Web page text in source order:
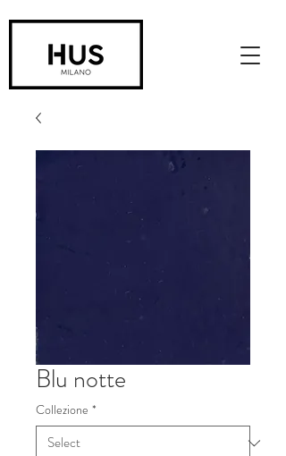
Blu notte
Collezione *